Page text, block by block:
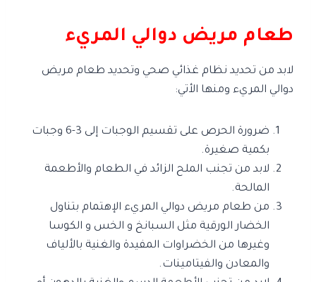
طعام مريض دوالي المريء
لابد من تحديد نظام غذائي صحي وتحديد طعام مريض
دوالي المريء ومنها الأتي:
ضرورة الحرص على تقسيم الوجبات إلى 3-6 وجبات
بكمية صغيرة.
لابد من تجنب الملح الزائد في الطعام والأطعمة
المالحة.
من طعام مريض دوالي المريء الإهتمام بتناول
الخضار الورقية مثل السبانخ و الخس و الكوسا
وغيرها من الخضراوات المفيدة والغنية بالألياف
والمعادن والفيتامينات.